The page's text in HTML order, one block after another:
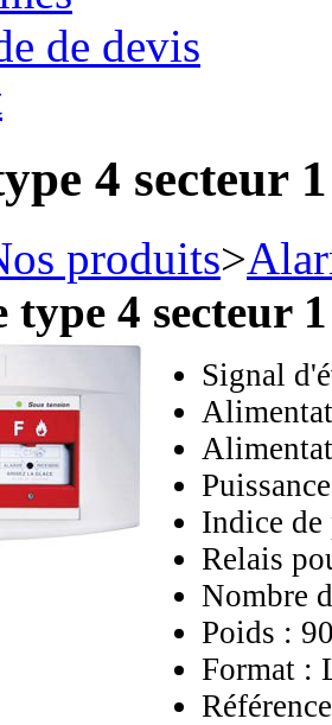
de devis
4 secteur
produits>
4 secteur
Signal
Indice
Relais
Nombre
Poids :
Format :